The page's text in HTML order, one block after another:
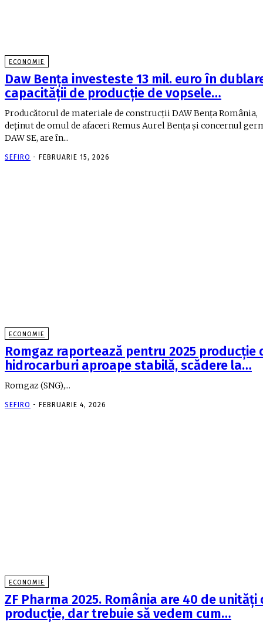
ECONOMIE
Daw Benţa investeste 13 mil. euro în
capacităţii de producţie de vopsele…
Producătorul de materiale de construcţii DAW Benţa România,
deţinut de omul de afaceri Remus Aurel Benţa şi concernul
DAW SE, are în...
SEFIRO - FEBRUARIE 15, 2026
ECONOMIE
Romgaz raportează pentru 2025 producţie
hidrocarburi aproape stabilă, scădere la…
Romgaz (SNG),...
SEFIRO - FEBRUARIE 4, 2026
ECONOMIE
ZF Pharma 2025. România are 40 de unităţi
producţie, dar trebuie să vedem cum…